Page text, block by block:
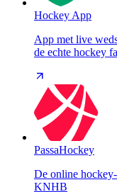
Hockey App
App met live
de echte hockey
PassaHockey
De online
KNHB